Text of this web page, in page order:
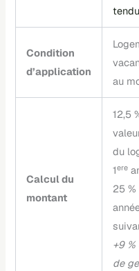
Condition
d’application
au
Calcul du
montant
12,5
du
1ere
25 %
+9
de